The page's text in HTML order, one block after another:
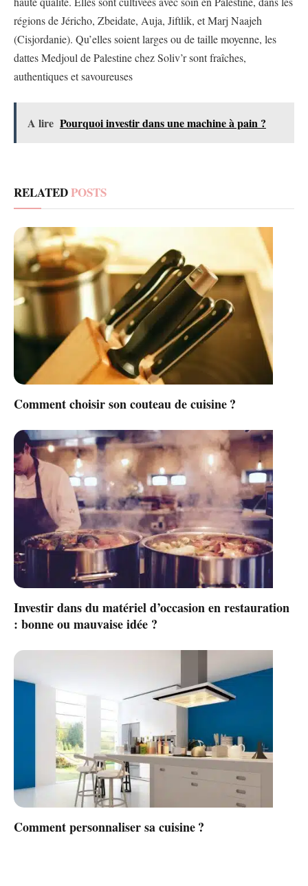
régions de Jéricho, Zbeidate, Auja, Jiftlik, et Marj Naajeh
(Cisjordanie). Qu’elles soient larges ou de taille moyenne, les
dattes Medjoul de Palestine chez Soliv’r sont fraîches,
authentiques et savoureuses
A lire Pourquoi investir dans une machine à pain ?
RELATEDPOSTS
Comment choisir son couteau de cuisine ?
Investir dans du matériel d’occasion en restauration
: bonne ou mauvaise idée ?
Comment personnaliser sa cuisine ?